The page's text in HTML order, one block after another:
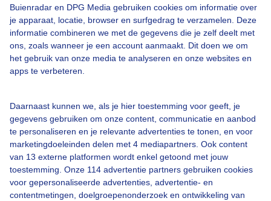
Buienradar en DPG Media gebruiken cookies om informatie over
je apparaat, locatie, browser en surfgedrag te verzamelen. Deze
informatie combineren we met de gegevens die je zelf deelt met
ons, zoals wanneer je een account aanmaakt. Dit doen we om
het gebruik van onze media te analyseren en onze websites en
apps te verbeteren.
Daarnaast kunnen we, als je hier toestemming voor geeft, je
gegevens gebruiken om onze content, communicatie en aanbod
te personaliseren en je relevante advertenties te tonen, en voor
marketingdoeleinden delen met 4 mediapartners. Ook content
van 13 externe platformen wordt enkel getoond met jouw
toestemming. Onze 114 advertentie partners gebruiken cookies
voor gepersonaliseerde advertenties, advertentie- en
contentmetingen, doelgroepenonderzoek en ontwikkeling van
Bekijk slideshow
Een moment geduld aub...